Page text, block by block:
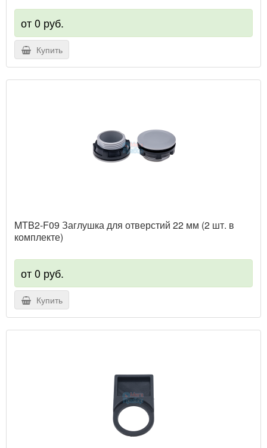
от 0 руб.
Купить
MTB2-F09 Заглушка для отверстий 22 мм (2 шт. в
комплекте)
от 0 руб.
Купить